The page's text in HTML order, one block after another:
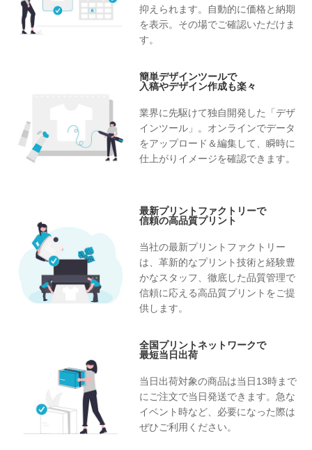
抑えられます。自動的に価格と納期
を表示。その場でご確認いただけま
す。
簡単デザインツールで
入稿やデザイン作成も楽々
業界に先駆けて独自開発した「デザ
インツール」。オンラインでデータ
をアップロード＆編集して、瞬時に
仕上がりイメージを確認できます。
最新プリントファクトリーで
信頼の高品質プリント
当社の最新プリントファクトリー
は、革新的なプリント技術と経験豊
かなスタッフ、徹底した品質管理で
信頼に応える高品質プリントをご提
供します。
全国プリントネットワークで
最短当日出荷
当日出荷対象の商品は当日13時まで
にご注文で当日発送できます。急な
イベント時など、必要になった際は
ぜひご利用ください。